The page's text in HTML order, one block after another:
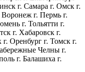
г. Самара г. Омск г.
г. Пермь г.
г. Тольятти г.
г. Хабаровск г.
Оренбург г. Томск г.
Челны г.
г. Балашиха г.